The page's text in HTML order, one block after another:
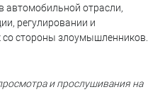
автомобильной отрасли,
регулировании и
стороны злоумышленников.
и прослушивания на